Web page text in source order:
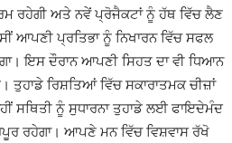
ਰਹੇਗੀ ਅਤੇ ਨਵੇਂ ਪ੍ਰੋਜੈਕਟਾਂ ਨੂੰ ਹੱਥ ਵਿੱਚ ਲੈਣ
ਆਪਣੀ ਪ੍ਰਤਿਭਾ ਨੂੰ ਨਿਖਾਰਨ ਵਿੱਚ ਸਫਲ
ਇਸ ਦੌਰਾਨ ਆਪਣੀ ਸਿਹਤ ਦਾ ਵੀ ਧਿਆਨ
ਰਿਸ਼ਤਿਆਂ ਵਿੱਚ ਸਕਾਰਾਤਮਕ ਚੀਜ਼ਾਂ
ਸਥਿਤੀ ਨੂੰ ਸੁਧਾਰਨਾ ਤੁਹਾਡੇ ਲਈ ਫਾਇਦੇਮੰਦ
ਰਹੇਗਾ। ਆਪਣੇ ਮਨ ਵਿੱਚ ਵਿਸ਼ਵਾਸ ਰੱਖੋ